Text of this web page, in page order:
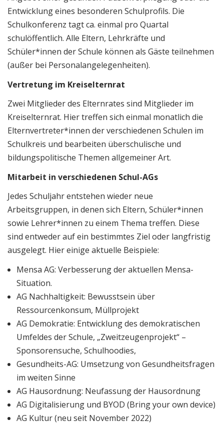
Entwicklung eines besonderen Schulprofils. Die
Schulkonferenz tagt ca. einmal pro Quartal
schulöffentlich. Alle Eltern, Lehrkräfte und
Schüler*innen der Schule können als Gäste teilnehmen
(außer bei Personalangelegenheiten).
Vertretung im Kreiselternrat
Zwei Mitglieder des Elternrates sind Mitglieder im
Kreiselternrat. Hier treffen sich einmal monatlich die
Elternvertreter*innen der verschiedenen Schulen im
Schulkreis und bearbeiten überschulische und
bildungspolitische Themen allgemeiner Art.
Mitarbeit in verschiedenen Schul-AGs
Jedes Schuljahr entstehen wieder neue
Arbeitsgruppen, in denen sich Eltern, Schüler*innen
sowie Lehrer*innen zu einem Thema treffen. Diese
sind entweder auf ein bestimmtes Ziel oder langfristig
ausgelegt. Hier einige aktuelle Beispiele:
Mensa AG: Verbesserung der aktuellen Mensa-
Situation.
AG Nachhaltigkeit: Bewusstsein über
Ressourcenkonsum, Müllprojekt
AG Demokratie: Entwicklung des demokratischen
Umfeldes der Schule, „Zweitzeugenprojekt“ –
Sponsorensuche, Schulhoodies,
Gesundheits-AG: Umsetzung von Gesundheitsfragen
im weiten Sinne
AG Hausordnung: Neufassung der Hausordnung
AG Digitalisierung und BYOD (Bring your own device)
AG Kultur (neu seit November 2022)